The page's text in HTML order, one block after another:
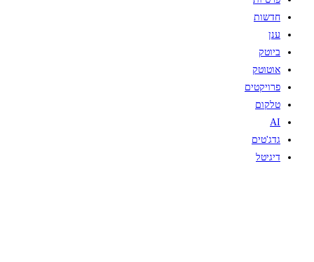
חדשות
ענן
ביוטק
אוטוטק
פרויקטים
טלקום
AI
גדג'טים
דיגיטל